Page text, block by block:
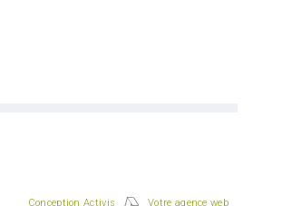
Conception Activis Votre agence web